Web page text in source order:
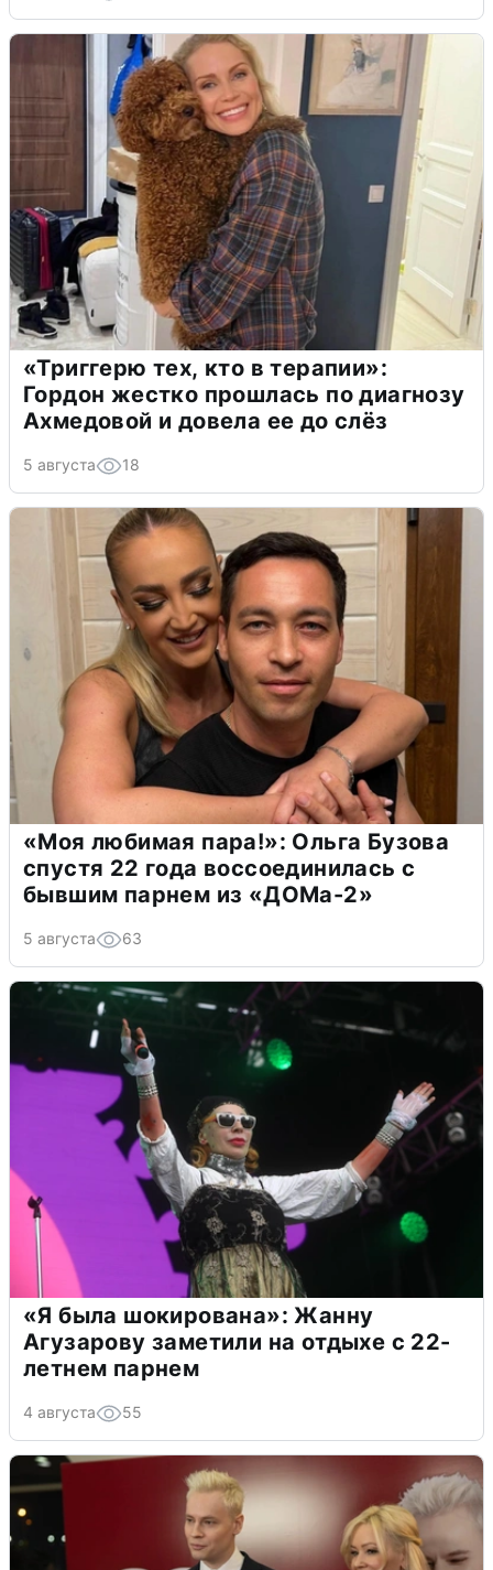
«Триггерю тех, кто в терапии»:
Гордон жестко прошлась по диагнозу
Ахмедовой и довела ее до слёз
5 августа 18
«Моя любимая пара!»: Ольга Бузова
спустя 22 года воссоединилась с
бывшим парнем из «ДОМа-2»
5 августа 63
«Я была шокирована»: Жанну
Агузарову заметили на отдыхе с 22-
летнем парнем
4 августа 55